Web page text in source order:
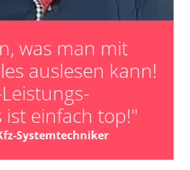
was man mit
auslesen kann!
ist einfach top!"
Systemtechniker